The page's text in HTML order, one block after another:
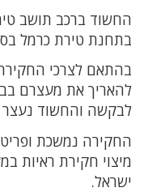
בתחנת טירת כרמל
בהתאם לצרכי
להאריך את מעצרם
לבקשה והחשוד נעצר עד
החקירה נמשכת
מיצוי חקירת ראיות
ישראל.